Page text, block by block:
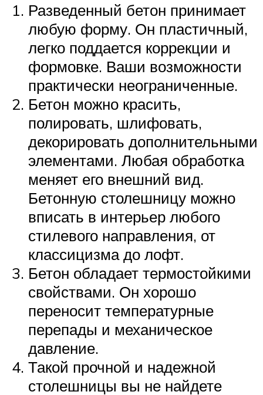
Разведенный бетон принимает
любую форму. Он пластичный,
легко поддается коррекции и
формовке. Ваши возможности
практически неограниченные.
Бетон можно красить,
полировать, шлифовать,
декорировать дополнительными
элементами. Любая обработка
меняет его внешний вид.
Бетонную столешницу можно
вписать в интерьер любого
стилевого направления, от
классицизма до лофт.
Бетон обладает термостойкими
свойствами. Он хорошо
переносит температурные
перепады и механическое
давление.
Такой прочной и надежной
столешницы вы не найдете